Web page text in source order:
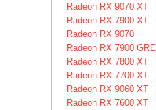
Radeon RX 9070 XT
Radeon RX 7900 XT
Radeon RX 9070
Radeon RX 7900 GRE
Radeon RX 7800 XT
Radeon RX 7700 XT
Radeon RX 9060 XT
Radeon RX 7600 XT